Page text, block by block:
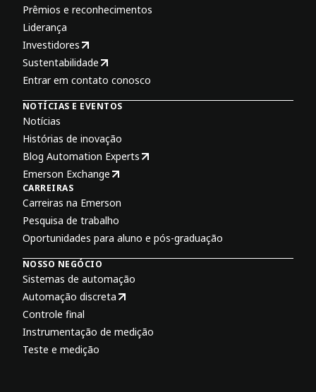
Prêmios e reconhecimentos
Liderança
Investidores
Sustentabilidade
Entrar em contato conosco
NOTÍCIAS E EVENTOS
Notícias
Histórias de inovação
Blog Automation Experts
Emerson Exchange
CARREIRAS
Carreiras na Emerson
Pesquisa de trabalho
Oportunidades para aluno e pós-graduação
NOSSO NEGÓCIO
Sistemas de automação
Automação discreta
Controle final
Instrumentação de medição
Teste e medição